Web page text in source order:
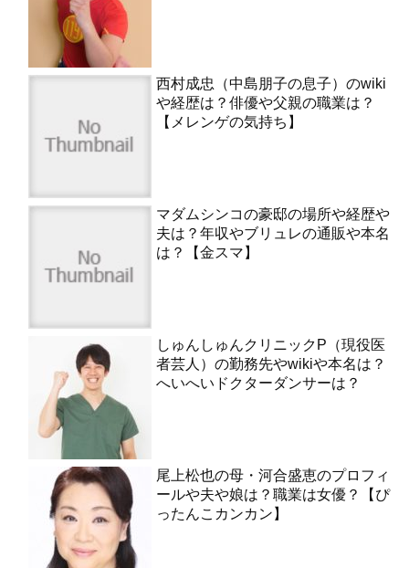
西村成忠（中島朋子の息子）のwiki
や経歴は？俳優や父親の職業は？
【メレンゲの気持ち】
マダムシンコの豪邸の場所や経歴や
夫は？年収やブリュレの通販や本名
は？【金スマ】
しゅんしゅんクリニックP（現役医
者芸人）の勤務先やwikiや本名は？
へいへいドクターダンサーは？
尾上松也の母・河合盛恵のプロフィ
ールや夫や娘は？職業は女優？【ぴ
ったんこカンカン】